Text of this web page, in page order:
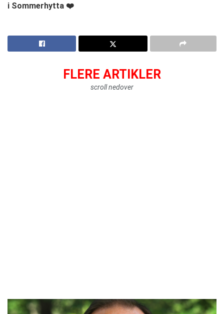
i Sommerhytta ❤️
FLERE ARTIKLER
scroll nedover